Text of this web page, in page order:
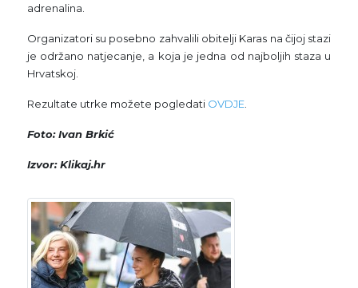
adrenalina.
Organizatori su posebno zahvalili obitelji Karas na čijoj stazi
je održano natjecanje, a koja je jedna od najboljih staza u
Hrvatskoj.
Rezultate utrke možete pogledati OVDJE.
Foto: Ivan Brkić
Izvor: Klikaj.hr